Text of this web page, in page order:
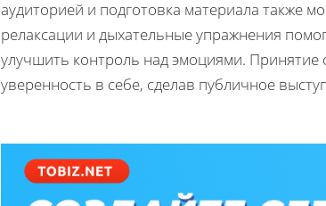
аудиторией и подготовка материала также
релаксации и дыхательные упражнения
улучшить контроль над эмоциями. Принятие
уверенность в себе, сделав публичное